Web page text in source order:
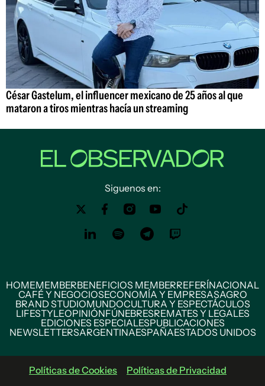
César Gastelum, el influencer mexicano de 25 años al que
mataron a tiros mientras hacía un streaming
Siguenos en:
HOMEMEMBERBENEFICIOS MEMBERREFERÍNACIONAL
CAFÉ Y NEGOCIOSECONOMÍA Y EMPRESASAGRO
BRAND STUDIOMUNDOCULTURA Y ESPECTÁCULOS
LIFESTYLEOPINIÓNFÚNEBRESREMATES Y LEGALES
EDICIONES ESPECIALESPUBLICACIONES
NEWSLETTERSARGENTINAESPAÑAESTADOS UNIDOS
Políticas de Cookies
Políticas de Privacidad